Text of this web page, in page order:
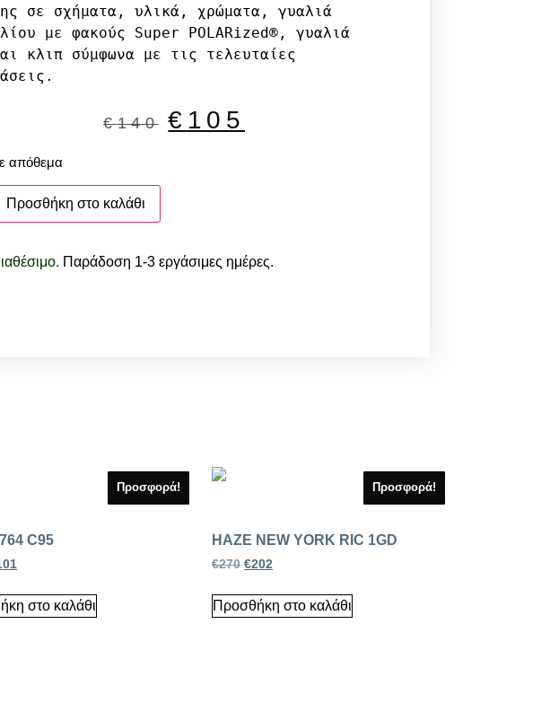
σε σχήματα, υλικά, χρώματα, γυαλιά
με φακούς Super POLARized®, γυαλιά
κλιπ σύμφωνα με τις τελευταίες
€140 € 105
απόθεμα
Προσθήκη στο καλάθι
Παράδοση 1-3 εργάσιμες ημέρες.
Προσφορά!
C95
στο καλάθι
Προσφορά!
HAZE NEW YORK RIC 1GD
€270 €202
Προσθήκη στο καλάθι